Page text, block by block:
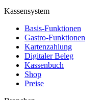
Kassensystem
Basis-Funktionen
Gastro-Funktionen
Kartenzahlung
Digitaler Beleg
Kassenbuch
Shop
Preise